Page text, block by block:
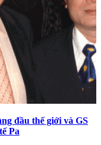
đầu thế giới và GS
Pa